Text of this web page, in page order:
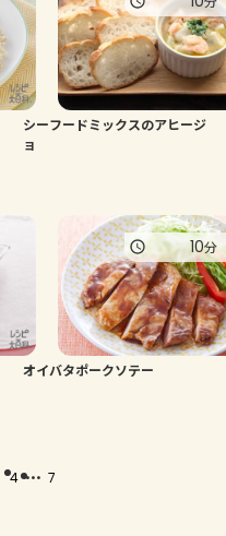
シーフードミックスのアヒージ
ョ
オイバタポークソテー
10分
4 ... 7